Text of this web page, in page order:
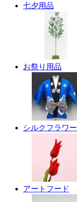
七夕用品
お祭り用品
シルクフラワー
アートフード